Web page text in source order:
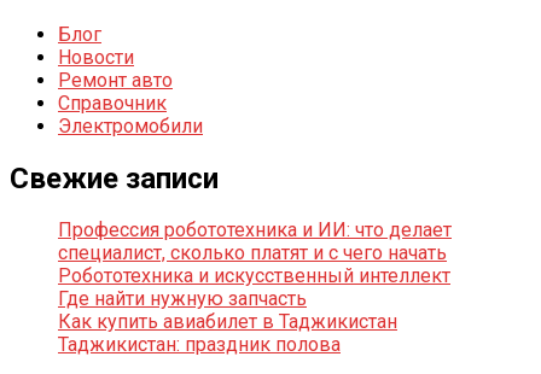
Блог
Новости
Ремонт авто
Справочник
Электромобили
Свежие записи
Профессия робототехника и ИИ: что делает
специалист, сколько платят и с чего начать
Робототехника и искусственный интеллект
Где найти нужную запчасть
Как купить авиабилет в Таджикистан
Таджикистан: праздник полова